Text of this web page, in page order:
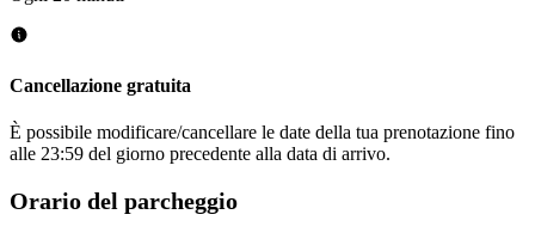
Cancellazione gratuita
È possibile modificare/cancellare le date della tua prenotazione fino
alle 23:59 del giorno precedente alla data di arrivo.
Orario del parcheggio